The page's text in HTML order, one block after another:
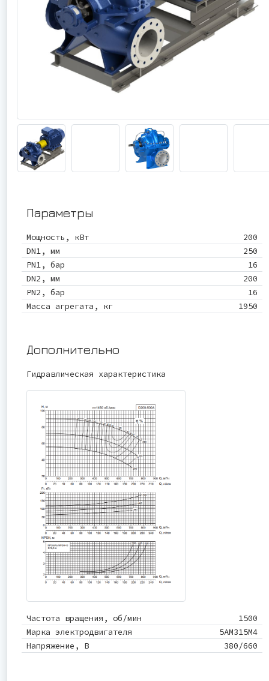
Параметры
Мощность, кВт
200
DN1, мм
250
PN1, бар
16
DN2, мм
200
PN2, бар
16
Масса агрегата, кг
1950
Дополнительно
Гидравлическая характеристика
Частота вращения, об/мин
1500
Марка электродвигателя
5АМ315М4
Напряжение, В
380/660